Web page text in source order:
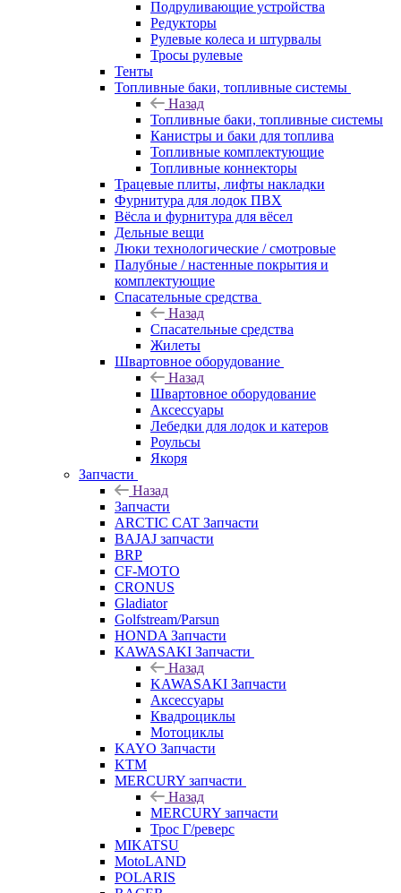
Подруливающие устройства
Редукторы
Рулевые колеса и штурвалы
Тросы рулевые
Тенты
Топливные баки, топливные системы
Назад
Топливные баки, топливные системы
Канистры и баки для топлива
Топливные комплектующие
Топливные коннекторы
Трацевые плиты, лифты накладки
Фурнитура для лодок ПВХ
Вёсла и фурнитура для вёсел
Дельные вещи
Люки технологические / смотровые
Палубные / настенные покрытия и
комплектующие
Спасательные средства
Назад
Спасательные средства
Жилеты
Швартовное оборудование
Назад
Швартовное оборудование
Аксессуары
Лебедки для лодок и катеров
Роульсы
Якоря
Запчасти
Назад
Запчасти
ARCTIC CAT Запчасти
BAJAJ запчасти
BRP
CF-MOTO
CRONUS
Gladiator
Golfstream/Parsun
HONDA Запчасти
KAWASAKI Запчасти
Назад
KAWASAKI Запчасти
Аксессуары
Квадроциклы
Мотоциклы
KAYO Запчасти
KTM
MERCURY запчасти
Назад
MERCURY запчасти
Трос Г/реверс
MIKATSU
MotoLAND
POLARIS